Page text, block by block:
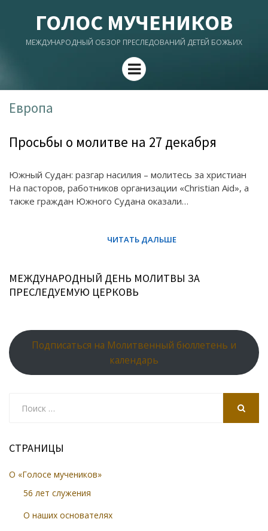
ГОЛОС МУЧЕНИКОВ
МЕЖДУНАРОДНЫЙ ОБЗОР ПРЕСЛЕДОВАНИЙ ДЕТЕЙ БОЖЬИХ
Menu
Европа
Просьбы о молитве на 27 декабря
Южный Судан: разгар насилия – молитесь за христиан
На пасторов, работников организации «Christian Aid», а
также граждан Южного Судана оказали…
МЕЖДУНАРОДНЫЙ ДЕНЬ МОЛИТВЫ ЗА
ПРЕСЛЕДУЕМУЮ ЦЕРКОВЬ
Подписаться на Молитвенный бюллетень и
календарь
СТРАНИЦЫ
О «Голосе мучеников»
56 лет служения
О наших основателях